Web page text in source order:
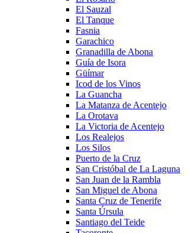
El Sauzal
El Tanque
Fasnia
Garachico
Granadilla de Abona
Guía de Isora
Güímar
Icod de los Vinos
La Guancha
La Matanza de Acentejo
La Orotava
La Victoria de Acentejo
Los Realejos
Los Silos
Puerto de la Cruz
San Cristóbal de La Laguna
San Juan de la Rambla
San Miguel de Abona
Santa Cruz de Tenerife
Santa Úrsula
Santiago del Teide